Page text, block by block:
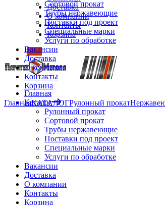
Доставка
О компании
Контакты
Корзина
Главная
Каталог
Рулонный прокат
Сортовой прокат
Трубы нержавеющие
Поставки под проект
Специальные марки
Услуги по обработке
Вакансии
Доставка
О компании
Контакты
Корзина
Сортовой прокат
Трубы нержавеющие
Поставки под проект
Специальные марки
Услуги по обработке
Вакансии
Доставка
О компании
Контакты
Корзина
ГлавнаяКАТАЛОГРулонный прокат